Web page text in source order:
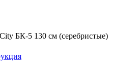
БК-5 130 см (серебристые)